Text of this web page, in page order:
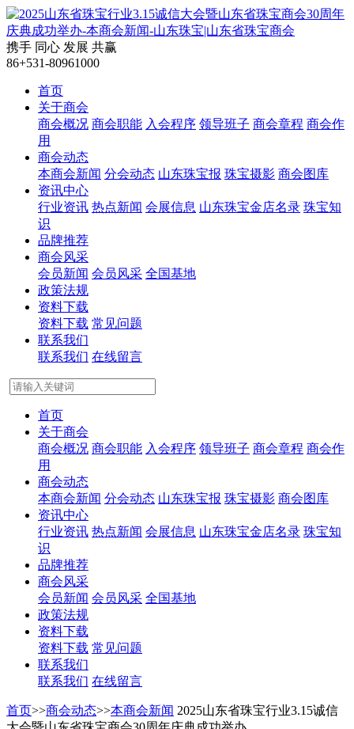
携手 同心 发展 共赢
86+531-80961000
首页
关于商会
商会概况 商会职能 入会程序 领导班子 商会章程 商会作
用
商会动态
本商会新闻 分会动态 山东珠宝报 珠宝摄影 商会图库
资讯中心
行业资讯 热点新闻 会展信息 山东珠宝金店名录 珠宝知
识
品牌推荐
商会风采
会员新闻 会员风采 全国基地
政策法规
资料下载
资料下载 常见问题
联系我们
联系我们 在线留言
首页
关于商会
商会概况 商会职能 入会程序 领导班子 商会章程 商会作
用
商会动态
本商会新闻 分会动态 山东珠宝报 珠宝摄影 商会图库
资讯中心
行业资讯 热点新闻 会展信息 山东珠宝金店名录 珠宝知
识
品牌推荐
商会风采
会员新闻 会员风采 全国基地
政策法规
资料下载
资料下载 常见问题
联系我们
联系我们 在线留言
首页>>商会动态>>本商会新闻 2025山东省珠宝行业3.15诚信